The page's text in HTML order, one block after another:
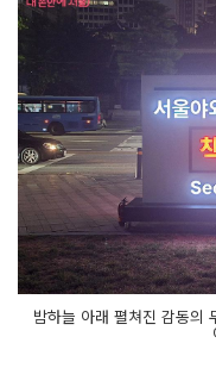
밤하늘 아래 펼쳐진 감동의